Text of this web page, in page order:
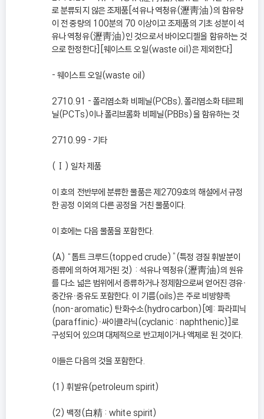
로 분류되지 않은 조제품[석유나 역청유(瀝靑油)의 함유량
이 전 중량의 100분의 70 이상이고 조제품의 기초 성분이 석
유나 역청유(瀝靑油)인 것으로서 바이오디젤을 함유하는 것
으로 한정한다][웨이스트 오일(waste oil)은 제외한다]
- 웨이스트 오일(waste oil)
2710.91 - 폴리염소화 비페닐(PCBs), 폴리염소화 테르페
닐(PCTs)이나 폴리브롬화 비페닐(PBBs)을 함유하는 것
2710.99 - 기타
(Ⅰ) 일차 제품
이 호의 전반부에 분류한 물품은 제2709호의 해설에서 규정
한 공정 이외의 다른 공정을 거친 물품이다.
이 호에는 다음 물품을 포함한다.
(A) “톱트 크루드(topped crude)”(특정 경질 휘발분이
증류에 의하여 제거된 것) : 석유나 역청유(瀝靑油)의 원유
를 다소 넓은 범위에서 증류하거나 정제함으로써 얻어진 경유ㆍ
중간유ㆍ중유도 포함한다. 이 기름(oils)은 주로 비방향족
(non-aromatic) 탄화수소(hydrocarbon)[예: 파라피닉
(paraffinic)ㆍ싸이클라닉(cyclanic : naphthenic)]로
구성되어 있으며 대체적으로 반고체이거나 액체로 된 것이다.
이들은 다음의 것을 포함한다.
(1) 휘발유(petroleum spirit)
(2) 백정(白精 : white spirit)